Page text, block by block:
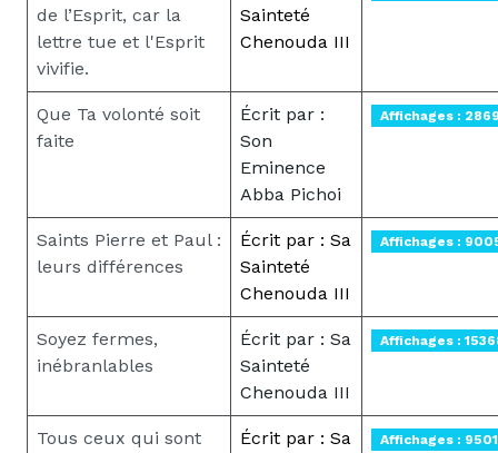
de l’Esprit, car la
lettre tue et l'Esprit
vivifie.
Sainteté
Chenouda III
Que Ta volonté soit
faite
Écrit par :
Son
Eminence
Abba Pichoi
Affichages :
Saints Pierre et Paul :
leurs différences
Écrit par : Sa
Sainteté
Chenouda III
Affichages :
Soyez fermes,
inébranlables
Écrit par : Sa
Sainteté
Chenouda III
Affichages :
Tous ceux qui sont
Écrit par : Sa
Affichages : 9501